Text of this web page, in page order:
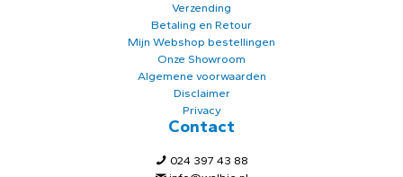
Verzending
Betaling en Retour
Mijn Webshop bestellingen
Onze Showroom
Algemene voorwaarden
Disclaimer
Privacy
Contact
024 397 43 88